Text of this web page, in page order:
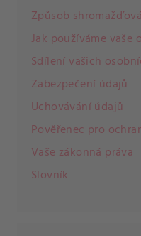
Způsob
Jak používáme vaše
Sdílení vašich
Zabezpečení údajů
Uchovávání údajů
Pověřenec pro
Vaše zákonná práva
Slovník